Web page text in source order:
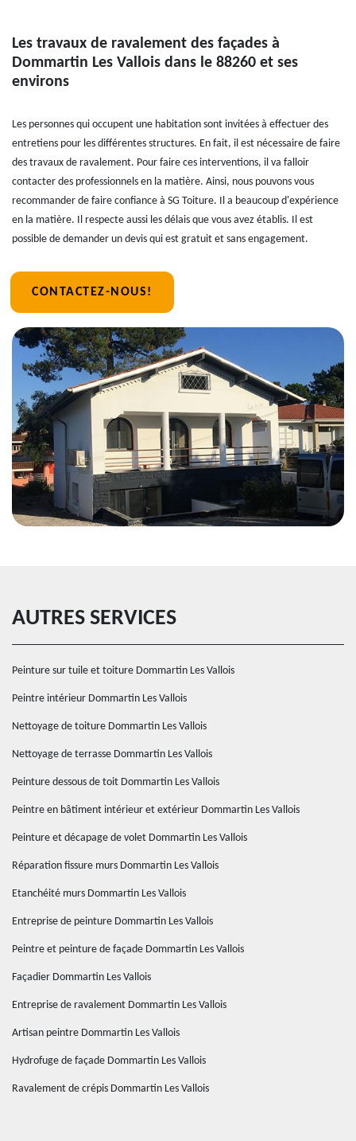
Les travaux de ravalement des façades à
Dommartin Les Vallois dans le 88260 et ses
environs
Les personnes qui occupent une habitation sont invitées à effectuer des
entretiens pour les différentes structures. En fait, il est nécessaire de faire
des travaux de ravalement. Pour faire ces interventions, il va falloir
contacter des professionnels en la matière. Ainsi, nous pouvons vous
recommander de faire confiance à SG Toiture. Il a beaucoup d'expérience
en la matière. Il respecte aussi les délais que vous avez établis. Il est
possible de demander un devis qui est gratuit et sans engagement.
CONTACTEZ-NOUS!
AUTRES SERVICES
Peinture sur tuile et toiture Dommartin Les Vallois
Peintre intérieur Dommartin Les Vallois
Nettoyage de toiture Dommartin Les Vallois
Nettoyage de terrasse Dommartin Les Vallois
Peinture dessous de toit Dommartin Les Vallois
Peintre en bâtiment intérieur et extérieur Dommartin Les Vallois
Peinture et décapage de volet Dommartin Les Vallois
Réparation fissure murs Dommartin Les Vallois
Etanchéité murs Dommartin Les Vallois
Entreprise de peinture Dommartin Les Vallois
Peintre et peinture de façade Dommartin Les Vallois
Façadier Dommartin Les Vallois
Entreprise de ravalement Dommartin Les Vallois
Artisan peintre Dommartin Les Vallois
Hydrofuge de façade Dommartin Les Vallois
Ravalement de crépis Dommartin Les Vallois